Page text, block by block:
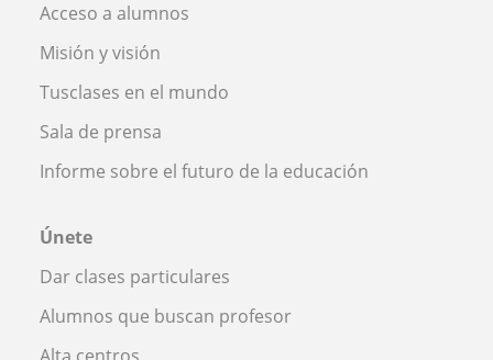
Acceso a alumnos
Misión y visión
Tusclases en el mundo
Sala de prensa
Informe sobre el futuro de la educación
Únete
Dar clases particulares
Alumnos que buscan profesor